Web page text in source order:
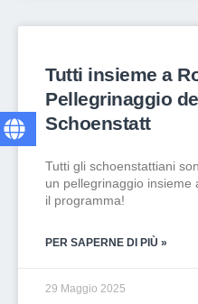
Tutti insieme a
Pellegrinaggio
Schoenstatt
Tutti gli schoenstattiani
un pellegrinaggio insieme
il programma!
PER SAPERNE DI PIÙ »
29 Maggio 2025